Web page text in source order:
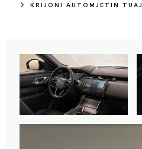
KRIJONI AUTOMJETIN TUAJ